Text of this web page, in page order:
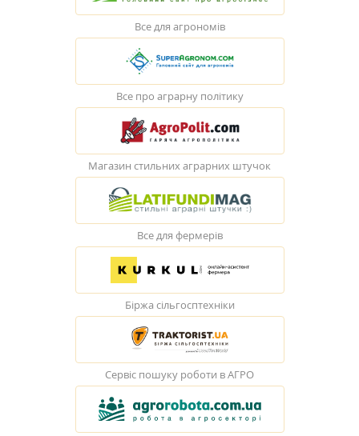
Все для агрономів
Все про аграрну політику
Магазин стильних аграрних штучок
Все для фермерів
Біржа сільгосптехніки
Сервіс пошуку роботи в АГРО